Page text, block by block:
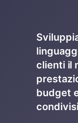
clienti il
budget